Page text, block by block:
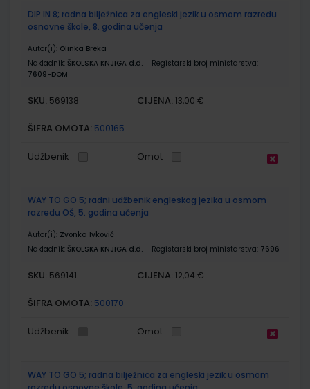
DIP IN 8; radna bilježnica za engleski jezik u osmom razredu
osnovne škole, 8. godina učenja
Autor(i): Olinka Breka
Nakladnik: ŠKOLSKA KNJIGA d.d.
Registarski broj ministarstva:
7609-DOM
SKU: 569138 CIJENA: 13,00 €
ŠIFRA OMOTA: 500165
Udžbenik Omot
WAY TO GO 5; radni udžbenik engleskog jezika u osmom
razredu OŠ, 5. godina učenja
Autor(i): Zvonka Ivković
Nakladnik: ŠKOLSKA KNJIGA d.d. Registarski broj ministarstva: 7696
SKU: 569141 CIJENA: 12,04 €
ŠIFRA OMOTA: 500170
Udžbenik Omot
WAY TO GO 5; radna bilježnica za engleski jezik u osmom